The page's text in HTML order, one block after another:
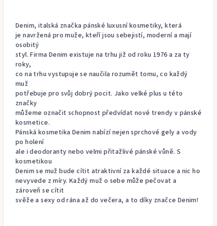
Denim, italská značka pánské luxusní kosmetiky, která
je navržená pro muže, kteří jsou sebejistí, moderní a mají
osobitý
styl. Firma Denim existuje na trhu již od roku 1976 a za ty
roky,
co na trhu vystupuje se naučila rozumět tomu, co každý
muž
potřebuje pro svůj dobrý pocit. Jako velké plus u této
značky
můžeme označit schopnost předvídat nové trendy v pánské
kosmetice.
Pánská kosmetika Denim nabízí nejen sprchové gely a vody
po holení
ale i deodoranty nebo velmi přitažlivé pánské vůně. S
kosmetikou
Denim se muž bude cítit atraktivní za každé situace a nic ho
nevyvede z míry. Každý muž o sebe může pečovat a
zároveň se cítit
svěže a sexy od rána až do večera, a to díky značce Denim!